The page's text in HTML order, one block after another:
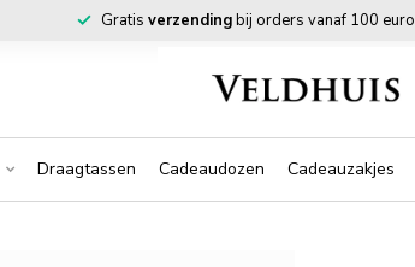
Gratis verzendingbij orders vanaf 100 euro
Draagtassen Cadeaudozen Cadeauzakjes